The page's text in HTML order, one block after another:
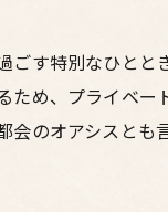
居
梅
隠
ごす特別なひと
ため、プライベ
会のオアシスと